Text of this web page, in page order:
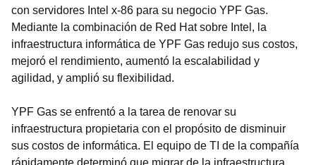
con servidores Intel x-86 para su negocio YPF Gas.
Mediante la combinación de Red Hat sobre Intel, la
infraestructura informática de YPF Gas redujo sus costos,
mejoró el rendimiento, aumentó la escalabilidad y
agilidad, y amplió su flexibilidad.
YPF Gas se enfrentó a la tarea de renovar su
infraestructura propietaria con el propósito de disminuir
sus costos de informática. El equipo de TI de la compañía
rápidamente determinó que migrar de la infraestructura